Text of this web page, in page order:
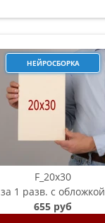
НЕЙРОСБОРКА
F_20х30
за 1 разв. с обложкой
655 руб